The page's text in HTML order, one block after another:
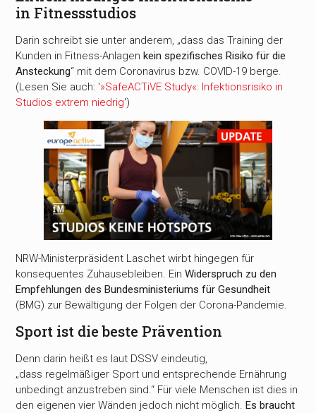
in Fitnessstudios
Darin schreibt sie unter anderem, „dass das Training der
Kunden in Fitness-Anlagenkein spezifisches Risiko für die
Ansteckung“ mit dem Coronavirus bzw. COVID-19 berge.
(Lesen Sie auch: '»SafeACTiVE Study«: Infektionsrisiko in
Studios extrem niedrig')
NRW-Ministerpräsident Laschet wirbt hingegen für
konsequentes Zuhausebleiben. EinWiderspruch zu den
Empfehlungen des Bundesministeriums für Gesundheit
(BMG) zur Bewältigung der Folgen der Corona-Pandemie.
Sport ist die beste Prävention
Denn darin heißt es laut DSSV eindeutig,
„dass regelmäßiger Sport und entsprechende Ernährung
unbedingt anzustreben sind.“ Für viele Menschen ist dies in
den eigenen vier Wänden jedoch nicht möglich.Es braucht